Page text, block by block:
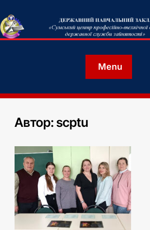
Menu
Автор:scptu